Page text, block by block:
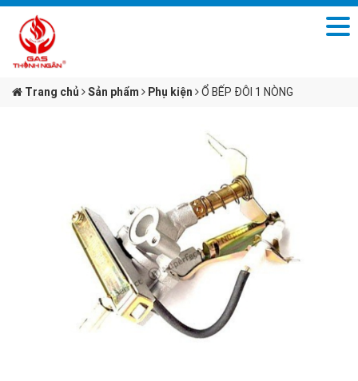
Trang chủ Sản phẩm Phụ kiện Ổ BẾP ĐÔI 1 NÒNG